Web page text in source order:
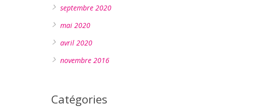
septembre 2020
mai 2020
avril 2020
novembre 2016
Catégories